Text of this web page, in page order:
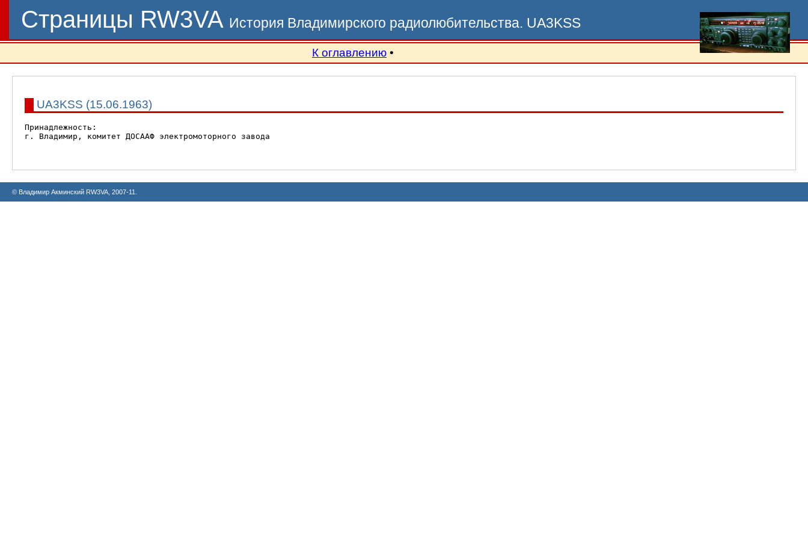
Страницы RW3VA История Владимирского радиолюбительства. UA3KSS
К оглавлению •
UA3KSS (15.06.1963)
Принадлежность:
г. Владимир, комитет ДОСААФ электромоторного завода
© Владимир Акминский RW3VA, 2007-11.